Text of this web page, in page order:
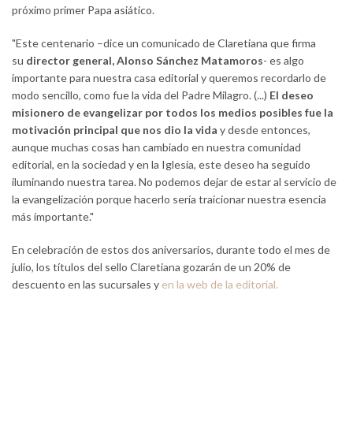
próximo primer Papa asiático.
"Este centenario –dice un comunicado de Claretiana que firma
su director general, Alonso Sánchez Matamoros- es algo
importante para nuestra casa editorial y queremos recordarlo de
modo sencillo, como fue la vida del Padre Milagro. (...) El deseo
misionero de evangelizar por todos los medios posibles fue la
motivación principal que nos dio la vida y desde entonces,
aunque muchas cosas han cambiado en nuestra comunidad
editorial, en la sociedad y en la Iglesia, este deseo ha seguido
iluminando nuestra tarea. No podemos dejar de estar al servicio de
la evangelización porque hacerlo sería traicionar nuestra esencia
más importante."
En celebración de estos dos aniversarios, durante todo el mes de
julio, los títulos del sello Claretiana gozarán de un 20% de
descuento en las sucursales y en la web de la editorial.